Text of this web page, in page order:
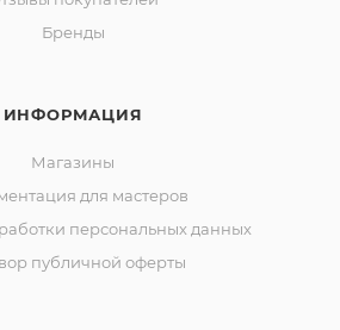
Бренды
ИНФОРМАЦИЯ
Магазины
для мастеров
персональных данных
публичной оферты